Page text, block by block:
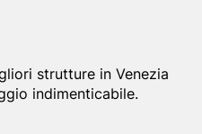
strutture in Venezia
indimenticabile.